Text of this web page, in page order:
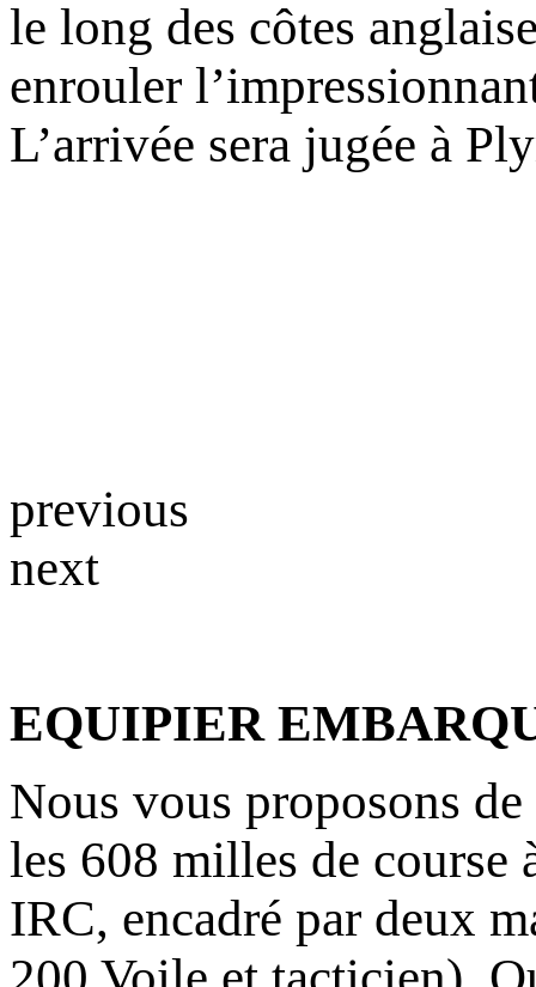
le long des côtes
enrouler
L’arrivée sera jugée à
previous
next
EQUIPIER
Nous vous proposons
les 608 milles de course
IRC, encadré par deux